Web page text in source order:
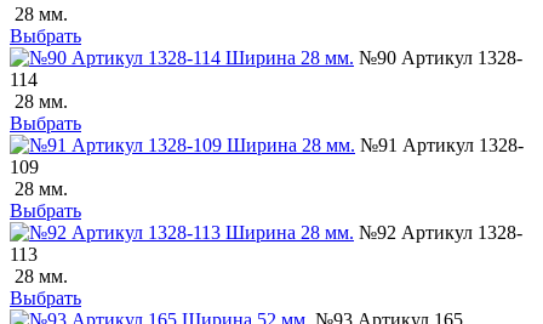
28 мм.
Выбрать
№90 Артикул 1328-
114
28 мм.
Выбрать
№91 Артикул 1328-
109
28 мм.
Выбрать
№92 Артикул 1328-
113
28 мм.
Выбрать
№93 Артикул 165